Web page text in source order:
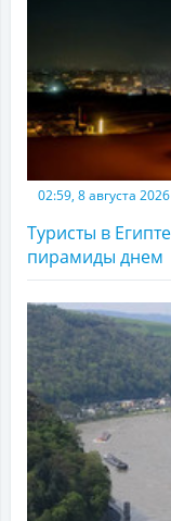
02:59, 8 августа 2026
Туристы в
пирамиды днем